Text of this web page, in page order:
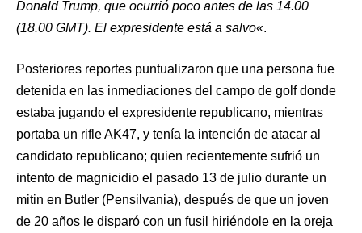
Donald Trump, que ocurrió poco antes de las 14.00
(18.00 GMT). El expresidente está a salvo«.
Posteriores reportes puntualizaron que una persona fue
detenida en las inmediaciones del campo de golf donde
estaba jugando el expresidente republicano, mientras
portaba un rifle AK47, y tenía la intención de atacar al
candidato republicano; quien recientemente sufrió un
intento de magnicidio el pasado 13 de julio durante un
mitin en Butler (Pensilvania), después de que un joven
de 20 años le disparó con un fusil hiriéndole en la oreja